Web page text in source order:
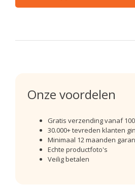
Onze voordelen
Gratis verzending vanaf
30.000+ tevreden klanten
Minimaal 12 maanden
Echte productfoto's
Veilig betalen